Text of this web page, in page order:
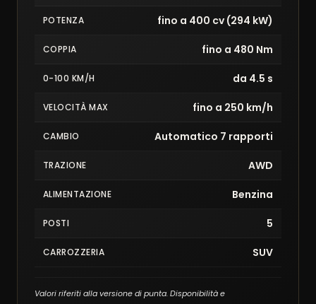
POTENZA fino a 400 cv (294 kW)
COPPIA fino a 480 Nm
0-100 KM/H da 4.5 s
VELOCITÀ MAX fino a 250 km/h
CAMBIO Automatico 7 rapporti
TRAZIONE AWD
ALIMENTAZIONE Benzina
POSTI 5
CARROZZERIA SUV
Valori riferiti alla versione di punta. Disponibilità e